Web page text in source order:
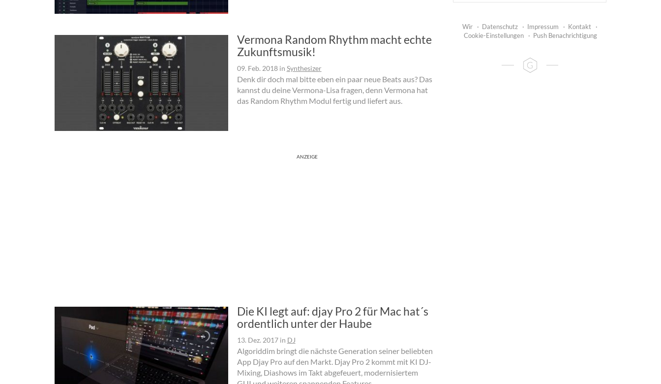
Vermona Random Rhythm macht echte
Zukunftsmusik!
09. Feb. 2018in Synthesizer
Denk dir doch mal bitte eben ein paar neue Beats aus? Das
kannst du deine Vermona-Lisa fragen, denn Vermona hat
das Random Rhythm Modul fertig und liefert aus.
ANZEIGE
Die KI legt auf: djay Pro 2 für Mac hat´s
ordentlich unter der Haube
13. Dez. 2017in DJ
Algoriddim bringt die nächste Generation seiner beliebten
App Djay Pro auf den Markt. Djay Pro 2 kommt mit KI DJ-
Mixing, Diashows im Takt abgefeuert, modernisiertem
Wir · Datenschutz · Impressum · Kontakt
·
Cookie-Einstellungen
· Push Benachrichtigung